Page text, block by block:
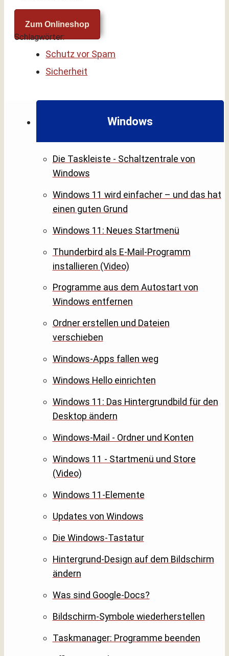
Windows
Die Taskleiste - Schaltzentrale von
Windows
Windows 11 wird einfacher – und das hat
einen guten Grund
Windows 11: Neues Startmenü
Thunderbird als E-Mail-Programm
installieren (Video)
Programme aus dem Autostart von
Windows entfernen
Ordner erstellen und Dateien
verschieben
Windows-Apps fallen weg
Windows Hello einrichten
Windows 11: Das Hintergrundbild für den
Desktop ändern
Windows-Mail - Ordner und Konten
Windows 11 - Startmenü und Store
(Video)
Windows 11-Elemente
Updates von Windows
Die Windows-Tastatur
Hintergrund-Design auf dem Bildschirm
ändern
Was sind Google-Docs?
Bildschirm-Symbole wiederherstellen
Taskmanager: Programme beenden
Zum Onlineshop
Schlagwörter:
Schutz vor Spam
Sicherheit